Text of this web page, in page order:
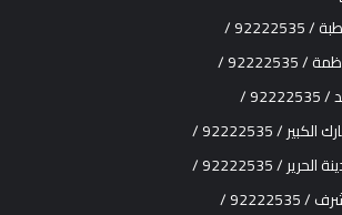
/
/
/
/ 92222535 /
/ 92222535 /
/